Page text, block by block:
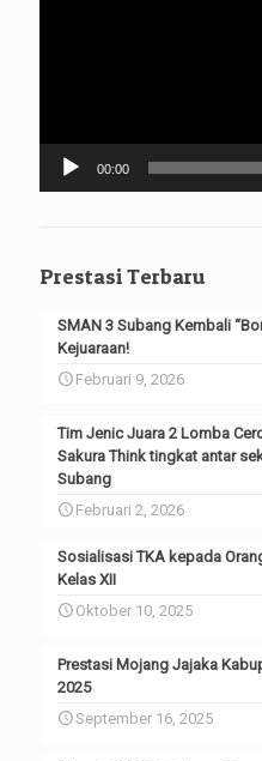
00:00
Prestasi Terbaru
SMAN 3 Subang Kembali
Kejuaraan!
Februari 9, 2026
Tim Jenic Juara 2 Lomba
Sakura Think tingkat antar
Subang
Februari 2, 2026
Sosialisasi TKA kepada
Kelas XII
Oktober 10, 2025
Prestasi Mojang Jajaka
2025
September 16, 2025